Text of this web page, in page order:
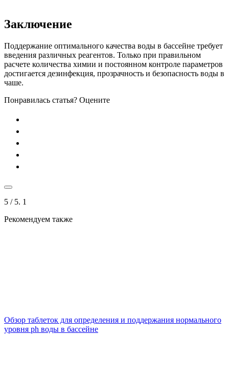
Заключение
Поддержание оптимального качества воды в бассейне требует
введения различных реагентов. Только при правильном
расчете количества химии и постоянном контроле параметров
достигается дезинфекция, прозрачность и безопасность воды в
чаше.
Понравилась статья? Оцените
5 / 5. 1
Рекомендуем также
Обзор таблеток для определения и поддержания нормального
уровня ph воды в бассейне